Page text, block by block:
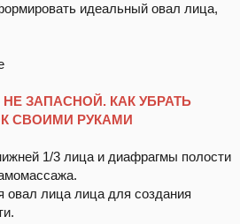
идеальный овал лица,
ЗАПАСНОЙ. КАК УБРАТЬ
СВОИМИ РУКАМИ
1/3 лица и диафрагмы полости
лица лица для создания